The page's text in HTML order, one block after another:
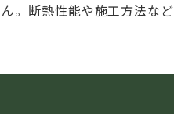
。断熱性能や施工方法など